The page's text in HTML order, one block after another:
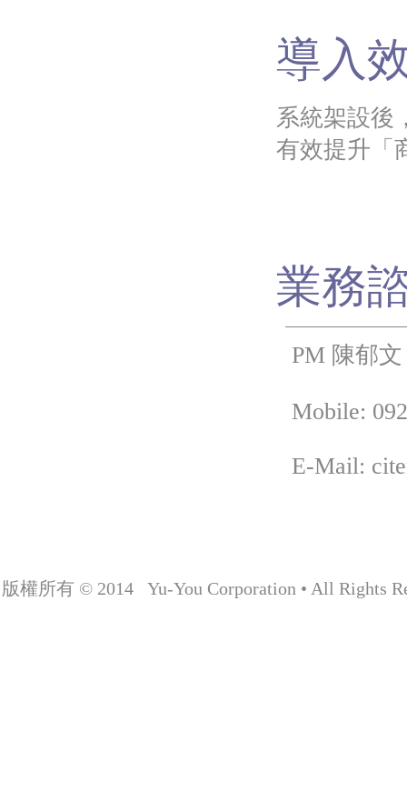
導入
系統架設後
有效提升「
業務
PM 陳郁文
Mobile:
E-Mail:
版權所有 © 2014 Yu-You Corporation • All Rights